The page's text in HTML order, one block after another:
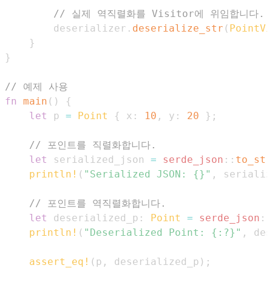
// 실제 역직렬화를 Visitor에 위임합니다.
        deserializer
. deserialize_str (
}
}
// 예제 사용
fn
main ( )
{
let
p = Point { x : 10 , y : 20 } ;
// 포인트를 직렬화합니다.
let
serialized_json = serde_json ::
println! ( "Serialized JSON: {}" ,
// 포인트를 역직렬화합니다.
let
deserialized_p : Point = serde_json ::
println! ( "Deserialized Point: {:?}" ,
assert_eq! ( p , deserialized_p ) ;